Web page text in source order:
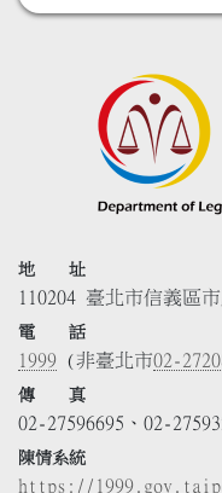
地 址
110204 臺北市信義區
電 話
1999 (非臺北市02-
傳 真
02-27596695、02-
陳情系統
https://